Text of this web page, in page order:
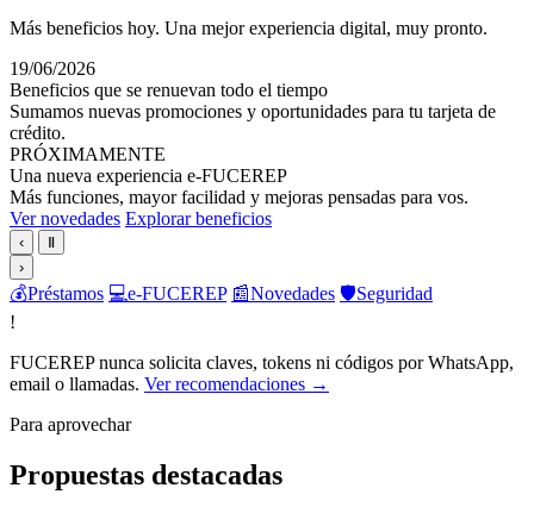
Más beneficios hoy. Una mejor experiencia digital, muy pronto.
19/06/2026
Beneficios que se renuevan todo el tiempo
Sumamos nuevas promociones y oportunidades para tu tarjeta de
crédito.
PRÓXIMAMENTE
Una nueva experiencia e-FUCEREP
Más funciones, mayor facilidad y mejoras pensadas para vos.
Ver novedades Explorar beneficios
‹
Ⅱ
›
💰Préstamos 💻e-FUCEREP 📰Novedades 🛡️Seguridad
!
FUCEREP nunca solicita claves, tokens ni códigos por WhatsApp,
email o llamadas. Ver recomendaciones →
Para aprovechar
Propuestas destacadas